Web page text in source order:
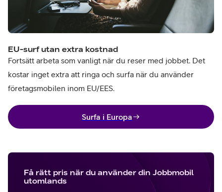
EU-surf utan extra kostnad
Fortsätt arbeta som vanligt när du reser med jobbet. Det
kostar inget extra att ringa och surfa när du använder
företagsmobilen inom EU/EES.
Surfa i Europa
Få rätt pris när du använder din Jobbmobil
utomlands